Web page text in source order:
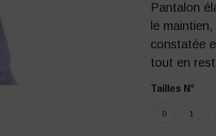
Pantalon
le
constatée
tout en
Tailles N°
0 1